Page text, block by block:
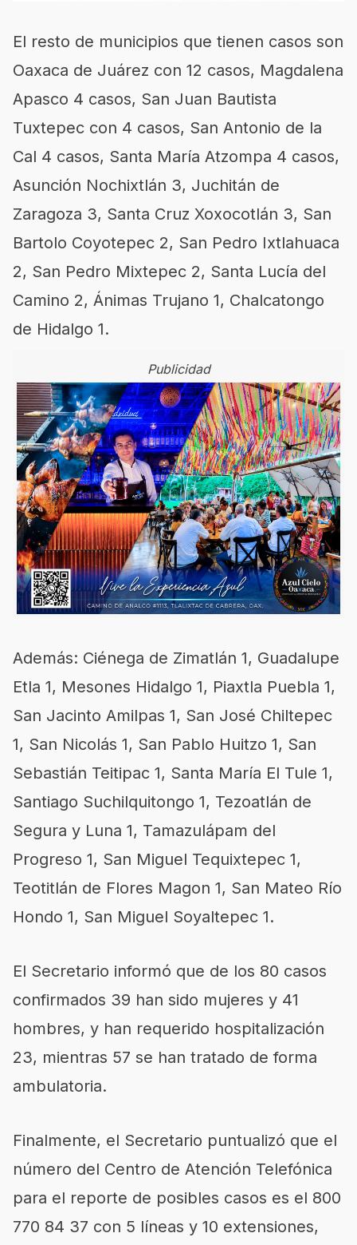
El resto de municipios que tienen casos son
Oaxaca de Juárez con 12 casos, Magdalena
Apasco 4 casos, San Juan Bautista
Tuxtepec con 4 casos, San Antonio de la
Cal 4 casos, Santa María Atzompa 4 casos,
Asunción Nochixtlán 3, Juchitán de
Zaragoza 3, Santa Cruz Xoxocotlán 3, San
Bartolo Coyotepec 2, San Pedro Ixtlahuaca
2, San Pedro Mixtepec 2, Santa Lucía del
Camino 2, Ánimas Trujano 1, Chalcatongo
de Hidalgo 1.
Publicidad
Además: Ciénega de Zimatlán 1, Guadalupe
Etla 1, Mesones Hidalgo 1, Piaxtla Puebla 1,
San Jacinto Amilpas 1, San José Chiltepec
1, San Nicolás 1, San Pablo Huitzo 1, San
Sebastián Teitipac 1, Santa María El Tule 1,
Santiago Suchilquitongo 1, Tezoatlán de
Segura y Luna 1, Tamazulápam del
Progreso 1, San Miguel Tequixtepec 1,
Teotitlán de Flores Magon 1, San Mateo Río
Hondo 1, San Miguel Soyaltepec 1.
El Secretario informó que de los 80 casos
confirmados 39 han sido mujeres y 41
hombres, y han requerido hospitalización
23, mientras 57 se han tratado de forma
ambulatoria.
Finalmente, el Secretario puntualizó que el
número del Centro de Atención Telefónica
para el reporte de posibles casos es el 800
770 84 37 con 5 líneas y 10 extensiones,